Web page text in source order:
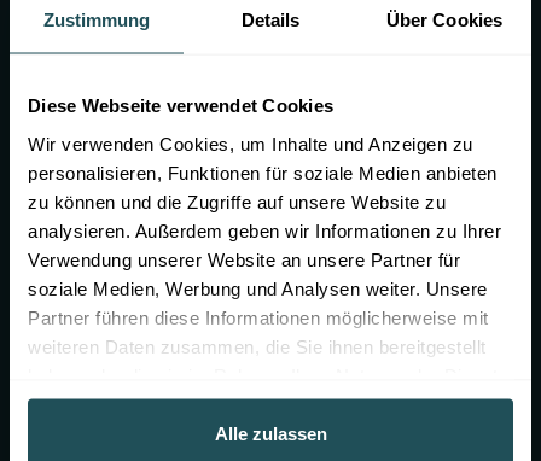
Zustimmung Details Über Cookies
Diese Webseite verwendet Cookies
Wir verwenden Cookies, um Inhalte und Anzeigen zu
personalisieren, Funktionen für soziale Medien anbieten
zu können und die Zugriffe auf unsere Website zu
analysieren. Außerdem geben wir Informationen zu Ihrer
Verwendung unserer Website an unsere Partner für
soziale Medien, Werbung und Analysen weiter. Unsere
Partner führen diese Informationen möglicherweise mit
weiteren Daten zusammen, die Sie ihnen bereitgestellt
gesammelt haben.
Alle zulassen
Vorteile:
Sehr robust und langlebig
Bietet eine hohe Sicherheit
Nachteile:
Weniger Privatsphäre, sofern nicht
mit zusätzlichen Elementen wie
Sichtschutzstreifen kombiniert
Industrie- bzw. sachlicher Look, der
nicht in jede Gartenlandschaft passt
Maschendrahtzaun